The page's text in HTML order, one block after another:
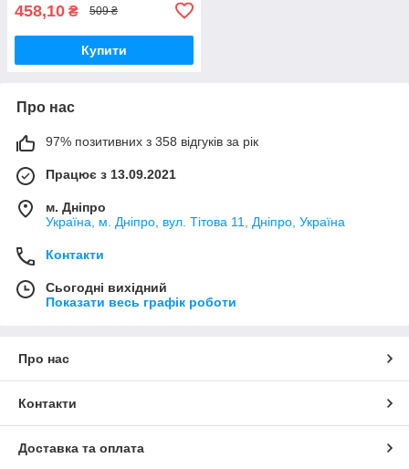
458,10 ₴ 509 ₴
Купити
Про нас
97% позитивних з 358 відгуків за рік
Працює з 13.09.2021
м. Дніпро
Україна, м. Дніпро, вул. Тітова 11, Дніпро, Україна
Контакти
Сьогодні вихідний
Показати весь графік роботи
Про нас
Контакти
Доставка та оплата